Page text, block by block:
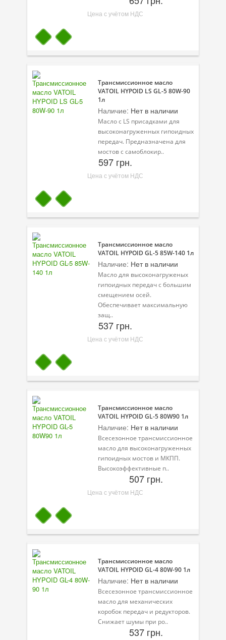
Цена с учётом НДС
Трансмиссионное масло
VATOIL HYPOID LS GL-5 80W-90
1л
Наличие: Нет в наличии
Масло с LS присадками для
высоконагруженных гипоидных
передач. Предназначена для
мостов с самоблокир..
597 грн.
Цена с учётом НДС
Трансмиссионное масло
VATOIL HYPOID GL-5 85W-140 1л
Наличие: Нет в наличии
Масло для высоконагруженых
гипоидных передач с большим
смещением осей.
Обеспечивает максимальную
защ..
537 грн.
Цена с учётом НДС
Трансмиссионное масло
VATOIL HYPOID GL-5 80W90 1л
Наличие: Нет в наличии
Всесезонное трансмиссионное
масло для высоконагруженных
гипоидных мостов и МКПП.
Высокоэффективные п..
507 грн.
Цена с учётом НДС
Трансмиссионное масло
VATOIL HYPOID GL-4 80W-90 1л
Наличие: Нет в наличии
Всесезонное трансмиссионное
масло для механических
коробок передач и редукторов.
Снижает шумы при ро..
537 грн.